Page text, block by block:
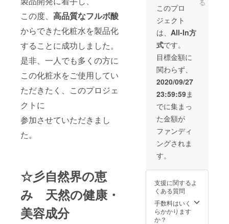
この度、 高品質なフルボ酸
からできた化粧水を製品化
することに成功しました。
是非、一人でも多くの方に
この化粧水をご使用してい
ただきたく、このプロジェ
クトに
参加させていただきまし
た。
☆彡自然界の恵
み 天然の健康・
美容成分
だきま
す。
る
このプロ
ジェクト
は、 All-In方
式です。
目標金額に
関わらず、
2020/09/27
23:59:59ま
でに集まっ
た金額が
ファンディ
ングされま
す。
支援に関するよ
くある質問
手数料はいく
らかかります
か？